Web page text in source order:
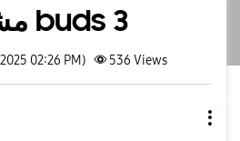
مشكلة المايك buds 3
02:26 PM) 536 Views